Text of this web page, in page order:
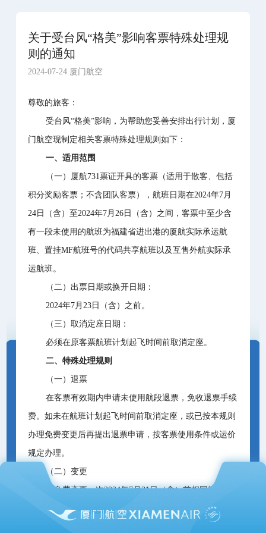
关于受台风“格美”影响客票特殊处理规
则的通知
2024-07-24 厦门航空
尊敬的旅客：
受台风“格美”影响，为帮助您妥善安排出行计划，厦
门航空现制定相关客票特殊处理规则如下：
一、适用范围
（一）厦航731票证开具的客票（适用于散客、包括
积分奖励客票；不含团队客票），航班日期在2024年7月
24日（含）至2024年7月26日（含）之间，客票中至少含
有一段未使用的航班为福建省进出港的厦航实际承运航
班、置挂MF航班号的代码共享航班以及互售外航实际承
运航班。
（二）出票日期或换开日期：
2024年7月23日（含）之前。
（三）取消定座日期：
必须在原客票航班计划起飞时间前取消定座。
二、特殊处理规则
（一）退票
在客票有效期内申请未使用航段退票，免收退票手续
费。如未在航班计划起飞时间前取消定座，或已按本规则
办理免费变更后再提出退票申请，按客票使用条件或运价
规定办理。
（二）变更
可免费变更一次2024年7月31日（含）前相同航程的
厦航、河北航、江西航实际承运航班，免收变更手续费，
如有票价差额须按规定收取。